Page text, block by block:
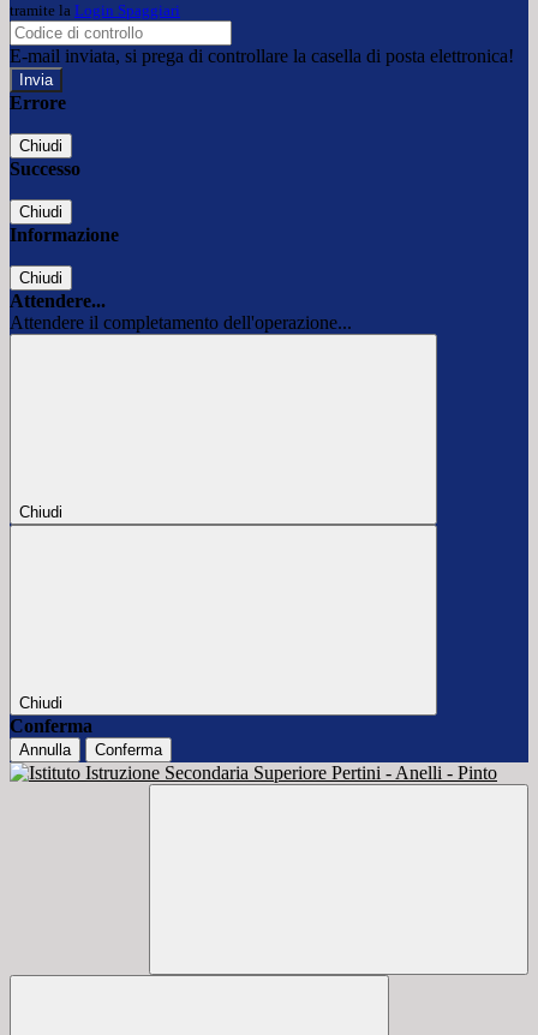
tramite la Login Spaggiari
E-mail inviata, si prega di controllare la casella di posta elettronica!
Errore
Chiudi
Successo
Chiudi
Informazione
Chiudi
Attendere...
Attendere il completamento dell'operazione...
Chiudi
Chiudi
Conferma
Annulla Conferma